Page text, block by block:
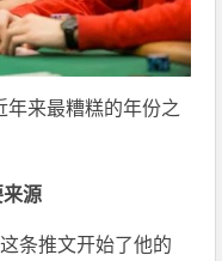
来最糟糕的年份之
源
条推文开始了他的